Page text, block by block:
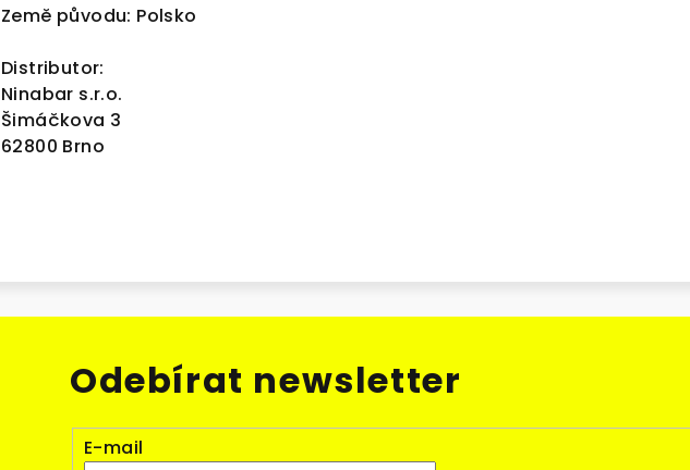
Země původu: Polsko
Distributor:
Ninabar s.r.o.
Šimáčkova 3
62800 Brno
Odebírat newsletter
E-mail